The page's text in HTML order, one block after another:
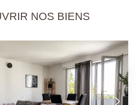
NOS BIENS